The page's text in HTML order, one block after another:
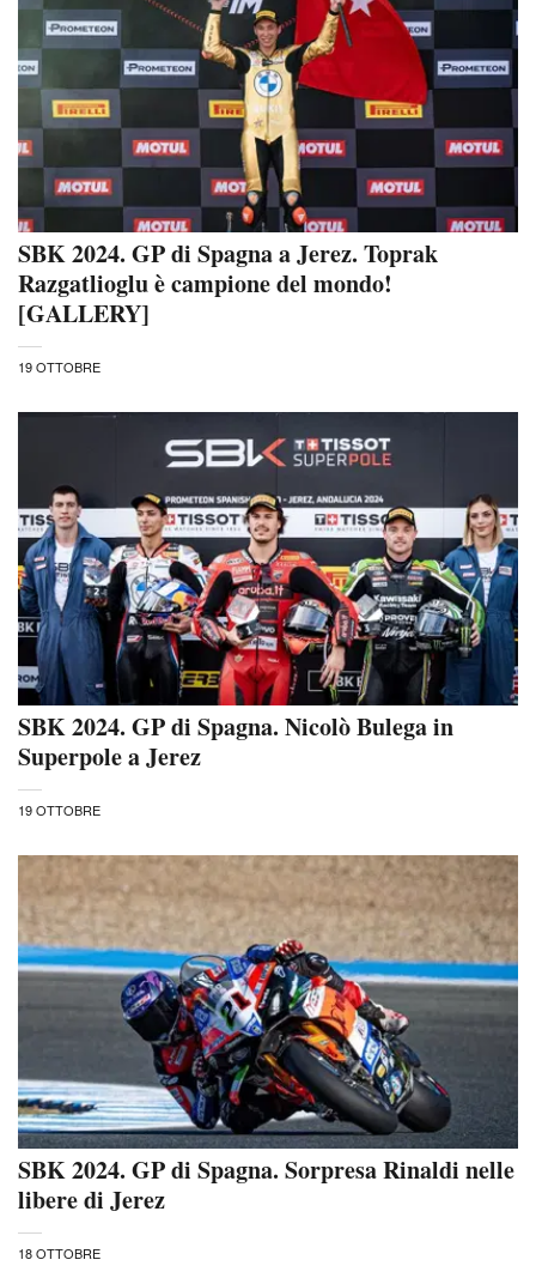
SBK 2024. GP di Spagna a Jerez. Toprak
Razgatlioglu è campione del mondo!
[GALLERY]
19 OTTOBRE
SBK 2024. GP di Spagna. Nicolò Bulega in
Superpole a Jerez
19 OTTOBRE
SBK 2024. GP di Spagna. Sorpresa Rinaldi nelle
libere di Jerez
18 OTTOBRE